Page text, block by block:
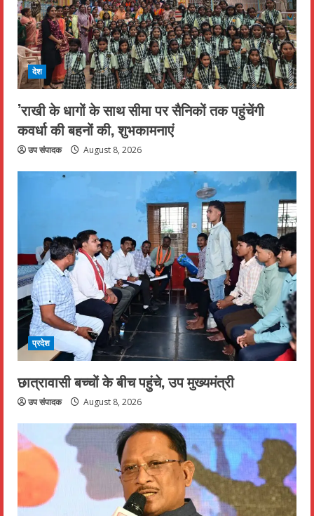
देश
’राखी के धागों के साथ सीमा पर सैनिकों तक पहुंचेंगी
कवर्धा की बहनों की, शुभकामनाएं
उप संपादक August 8, 2026
प्रदेश
छात्रावासी बच्चों के बीच पहुंचे, उप मुख्यमंत्री
उप संपादक August 8, 2026